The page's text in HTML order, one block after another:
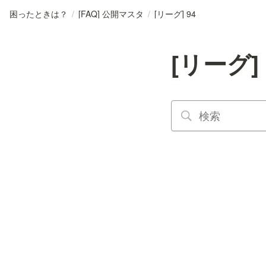
困ったときは？ / [FAQ] 公開マスタ / [リーグ] 94
[リーグ]